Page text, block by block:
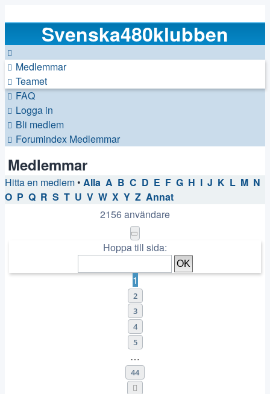
Svenska480klubben
Medlemmar
Teamet
FAQ
Logga in
Bli medlem
Forumindex Medlemmar
Medlemmar
Hitta en medlem • Alla A B C D E F G H I J K L M N
O P Q R S T U V W X Y Z Annat
2156 användare
Sida
Hoppa till sida:
1
2
3
4
5
…
44